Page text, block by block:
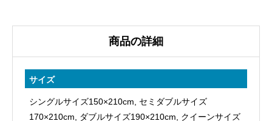
生
地
SS
カ
ス
商品の詳細
サイズ
シングルサイズ150×210cm, セミダブルサイズ
170×210cm, ダブルサイズ190×210cm, クイーンサイズ